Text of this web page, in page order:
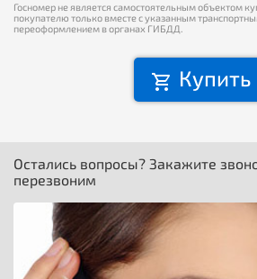
Госномер не является самостоятельным объектом
покупателю только вместе с указанным
переоформлением в органах ГИБДД.
Купить
Остались вопросы? Закажите
перезвоним